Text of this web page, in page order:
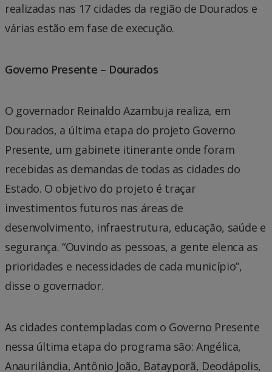
realizadas nas 17 cidades da região de Dourados e
várias estão em fase de execução.
Governo Presente – Dourados
O governador Reinaldo Azambuja realiza, em
Dourados, a última etapa do projeto Governo
Presente, um gabinete itinerante onde foram
recebidas as demandas de todas as cidades do
Estado. O objetivo do projeto é traçar
investimentos futuros nas áreas de
desenvolvimento, infraestrutura, educação, saúde e
segurança. “Ouvindo as pessoas, a gente elenca as
prioridades e necessidades de cada município”,
disse o governador.
As cidades contempladas com o Governo Presente
nessa última etapa do programa são: Angélica,
Anaurilândia, Antônio João, Batayporã, Deodápolis,